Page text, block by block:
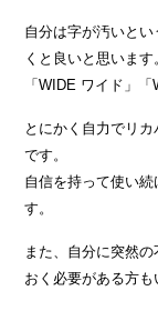
自分は字が汚いと
くと良いと思います
「WIDE ワイド」
とにかく自力でリ
です。
自信を持って使い
す。
また、自分に突然
おく必要がある方も